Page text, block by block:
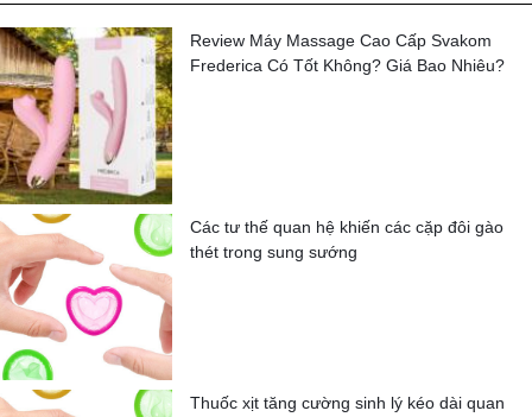
Review Máy Massage Cao Cấp Svakom
Frederica Có Tốt Không? Giá Bao Nhiêu?
Các tư thế quan hệ khiến các cặp đôi gào
thét trong sung sướng
Thuốc xịt tăng cường sinh lý kéo dài quan